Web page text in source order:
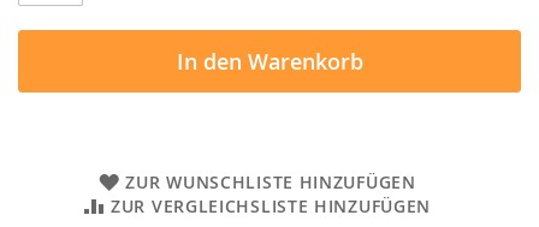
In den Warenkorb
ZUR WUNSCHLISTE HINZUFÜGEN
ZUR VERGLEICHSLISTE HINZUFÜGEN